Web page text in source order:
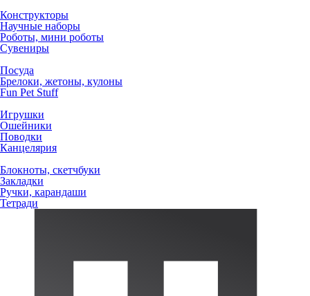
Конструкторы
Научные наборы
Роботы, мини роботы
Сувениры
Посуда
Брелоки, жетоны, кулоны
Fun Pet Stuff
Игрушки
Ошейники
Поводки
Канцелярия
Блокноты, скетчбуки
Закладки
Ручки, карандаши
Тетради